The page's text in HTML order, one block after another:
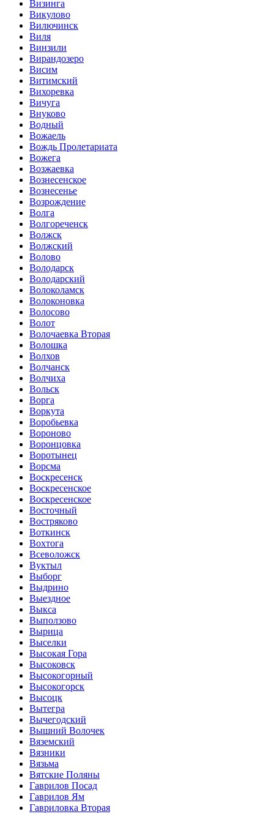
Визинга
Викулово
Вилючинск
Виля
Винзили
Вирандозеро
Висим
Витимский
Вихоревка
Вичуга
Внуково
Водный
Вожаель
Вождь Пролетариата
Вожега
Возжаевка
Вознесенское
Вознесенье
Возрождение
Волга
Волгореченск
Волжск
Волжский
Волово
Володарск
Володарский
Волоколамск
Волоконовка
Волосово
Волот
Волочаевка Вторая
Волошка
Волхов
Волчанск
Волчиха
Вольск
Ворга
Воркута
Воробьевка
Вороново
Воронцовка
Воротынец
Ворсма
Воскресенск
Воскресенское
Воскресенское
Восточный
Востряково
Воткинск
Вохтога
Всеволожск
Вуктыл
Выборг
Выдрино
Выездное
Выкса
Выползово
Вырица
Выселки
Высокая Гора
Высоковск
Высокогорный
Высокогорск
Высоцк
Вытегра
Вычегодский
Вышний Волочек
Вяземский
Вязники
Вязьма
Вятские Поляны
Гаврилов Посад
Гаврилов Ям
Гавриловка Вторая